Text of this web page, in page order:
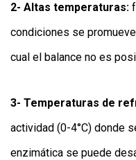
2- Altas temperaturas:
condiciones se
cual el balance no es
3- Temperaturas de
actividad (0-4°C) donde
enzimática se puede